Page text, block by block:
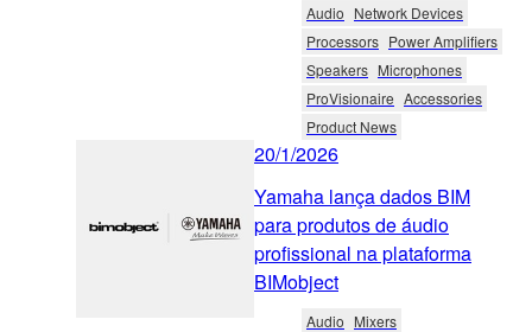
Audio Network Devices
Processors Power Amplifiers
Speakers Microphones
ProVisionaire Accessories
Product News
20/1/2026
Yamaha lança dados BIM
para produtos de áudio
profissional na plataforma
BIMobject
Audio Mixers